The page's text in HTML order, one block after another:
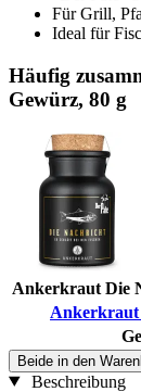
Für Grill,
Ideal für
Häufig
Gewürz, 80 g
Ankerkraut Die
Ankerkraut
Beide in den
Beschreibung